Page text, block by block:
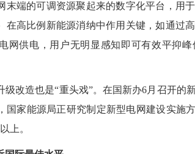
末端的可调资源聚起来的数字化平台，用
在高比例新能源消纳中作用关键，如通过
网供电，用户无明显感知即可有效平抑
造也是“重头戏”。在国新办6月召开的
国家能源局正研究制定新型电网建设实施
上。